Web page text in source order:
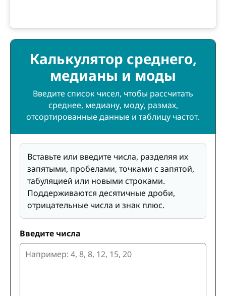
Калькулятор среднего,
медианы и моды
Введите список чисел, чтобы рассчитать
среднее, медиану, моду, размах,
отсортированные данные и таблицу частот.
Вставьте или введите числа, разделяя их
запятыми, пробелами, точками с запятой,
табуляцией или новыми строками.
Поддерживаются десятичные дроби,
отрицательные числа и знак плюс.
Введите числа